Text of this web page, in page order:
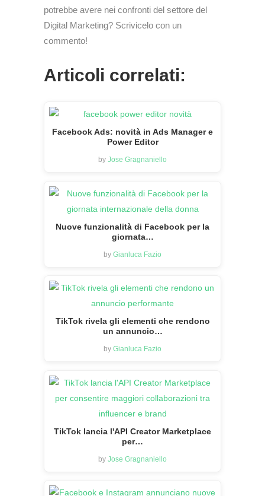
potrebbe avere nei confronti del settore del
Digital Marketing? Scrivicelo con un
commento!
Articoli correlati:
Facebook Ads: novità in Ads Manager e
Power Editor
by Jose Gragnaniello
Nuove funzionalità di Facebook per la
giornata…
by Gianluca Fazio
TikTok rivela gli elementi che rendono
un annuncio…
by Gianluca Fazio
TikTok lancia l'API Creator Marketplace
per…
by Jose Gragnaniello